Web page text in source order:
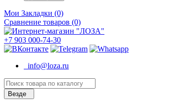
Мои Закладки (0)
Сравнение товаров (0)
+7 903 000-74-30
info@loza.ru
Везде